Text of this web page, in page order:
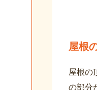
屋根
屋根の
の部分